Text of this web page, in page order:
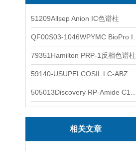
51209Allsep Anion IC色谱柱
79351Hamilton PRP-1反相色谱柱
相关文章